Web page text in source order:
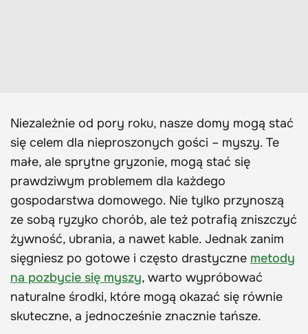
Niezależnie od pory roku, nasze domy mogą stać
się celem dla nieproszonych gości – myszy. Te
małe, ale sprytne gryzonie, mogą stać się
prawdziwym problemem dla każdego
gospodarstwa domowego. Nie tylko przynoszą
ze sobą ryzyko chorób, ale też potrafią zniszczyć
żywność, ubrania, a nawet kable. Jednak zanim
sięgniesz po gotowe i często drastyczne metody
na pozbycie się myszy, warto wypróbować
naturalne środki, które mogą okazać się równie
skuteczne, a jednocześnie znacznie tańsze.